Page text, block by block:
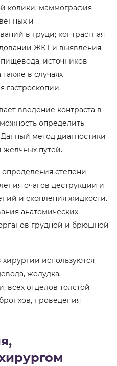
колики; маммография —
и
в груди; контрастная
ЖКТ и выявления
источников
в случаях
гастроскопии.
введение контраста в
определить
метод диагностики
желчных путей.
степени
очагов деструкции и
и скопления жидкости.
анатомических
грудной и брюшной
используются
желудка,
всех отделов толстой
проведения